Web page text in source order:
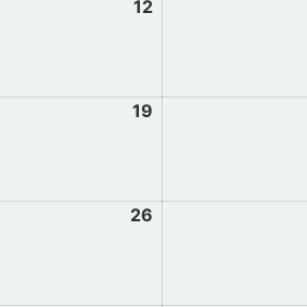
12
19
26